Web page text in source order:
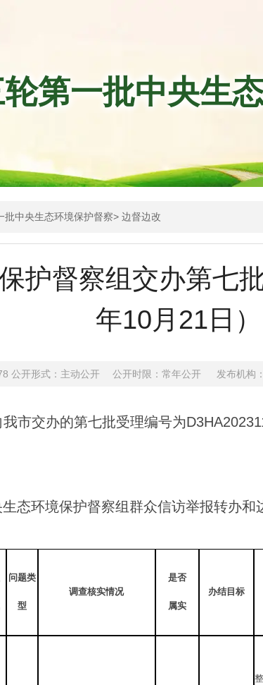
第一批中央生
批中央生态环境保护督察> 边督边改
护督察组交办第七
年10月21日）
公开形式：主动公开 公开时限：常年公开 发布机构
市交办的第七批受理编号为
生态环境保护督察组群众信访举报转办和
问题类
型
调查核实情况
是否
属实
办结目标